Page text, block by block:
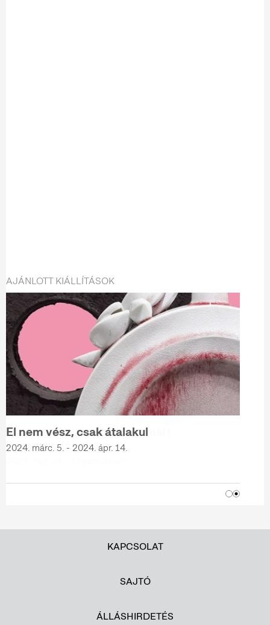
AJÁNLOTT KIÁLLÍTÁSOK
El nem vész, csak átalakul
2024. márc. 5. - 2024. ápr. 14.
KAPCSOLAT
SAJTÓ
ÁLLÁSHIRDETÉS